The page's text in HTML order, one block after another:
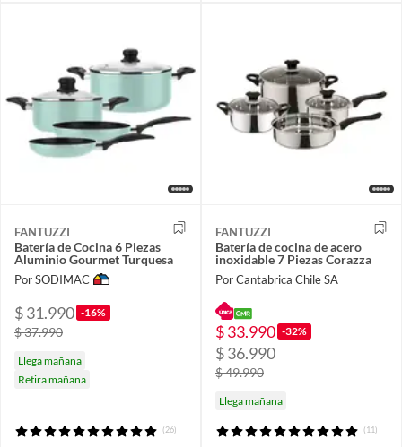
FANTUZZI
Batería de Cocina 6 Piezas
Aluminio Gourmet Turquesa
Por SODIMAC
$ 31.990 -16%
$ 37.990
Llega mañana
Retira mañana
(26)
FANTUZZI
Batería de cocina de acero
inoxidable 7 Piezas Corazza
Por Cantabrica Chile SA
$ 33.990 -32%
$ 36.990
$ 49.990
Llega mañana
(11)